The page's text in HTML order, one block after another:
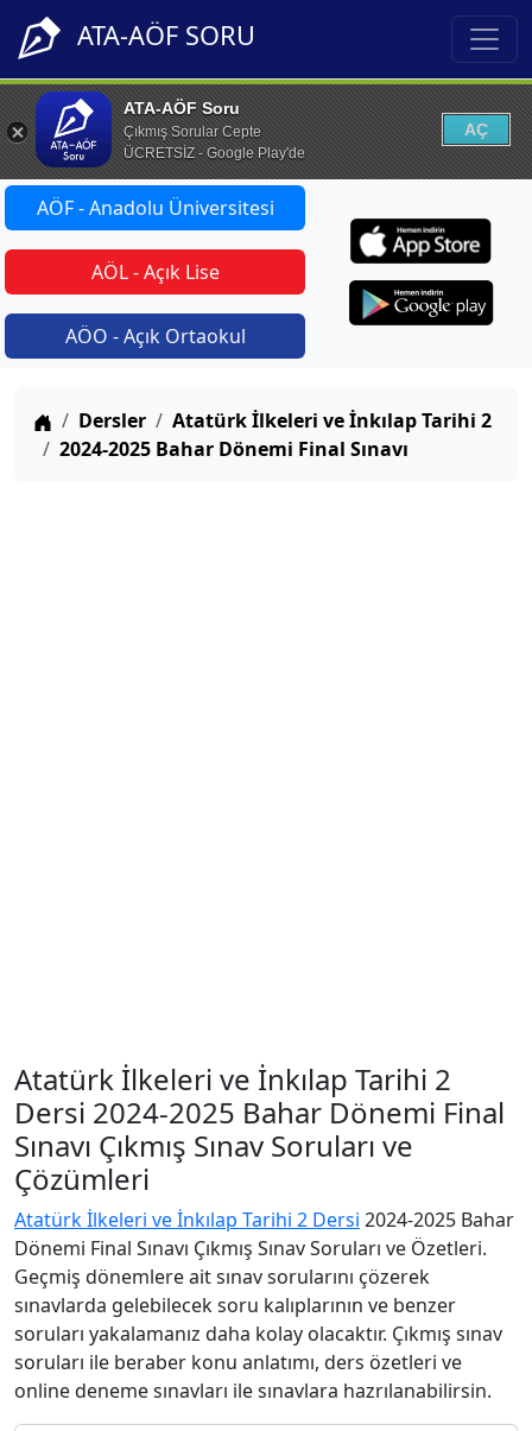
ATA-AÖF SORU
ATA-AÖF Soru
Çıkmış Sorular Cepte
ÜCRETSİZ - Google Play'de
AÇ
AÖF - Anadolu Üniversitesi
AÖL - Açık Lise
AÖO - Açık Ortaokul
Anasayfa
Dersler
Atatürk İlkeleri ve İnkılap Tarihi 2
2024-2025 Bahar Dönemi Final Sınavı
Atatürk İlkeleri ve İnkılap Tarihi 2
Dersi 2024-2025 Bahar Dönemi Final
Sınavı Çıkmış Sınav Soruları ve
Çözümleri
Atatürk İlkeleri ve İnkılap Tarihi 2 Dersi 2024-2025 Bahar
Dönemi Final Sınavı Çıkmış Sınav Soruları ve Özetleri.
Geçmiş dönemlere ait sınav sorularını çözerek
sınavlarda gelebilecek soru kalıplarının ve benzer
soruları yakalamanız daha kolay olacaktır. Çıkmış sınav
soruları ile beraber konu anlatımı, ders özetleri ve
online deneme sınavları ile sınavlara hazrılanabilirsin.